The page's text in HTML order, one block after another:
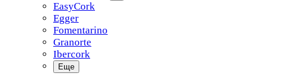
EasyCork
Egger
Fomentarino
Granorte
Ibercork
Еще